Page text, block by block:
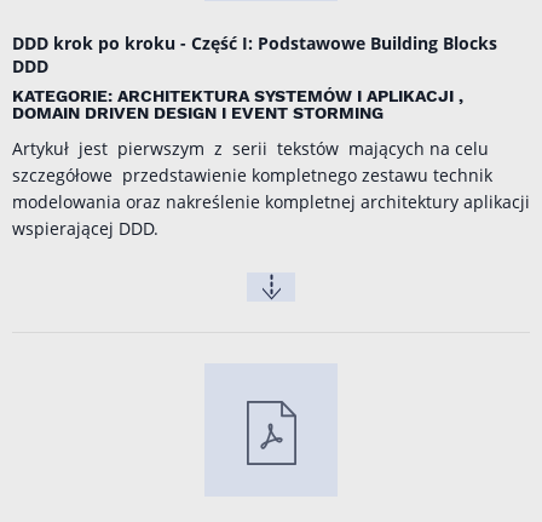
DDD krok po kroku - Część I: Podstawowe Building Blocks
DDD
KATEGORIE: ARCHITEKTURA SYSTEMÓW I APLIKACJI ,
DOMAIN DRIVEN DESIGN I EVENT STORMING
Artykuł jest pierwszym z serii tekstów mających na celu
szczegółowe przedstawienie kompletnego zestawu technik
modelowania oraz nakreślenie kompletnej architektury aplikacji
wspierającej DDD.